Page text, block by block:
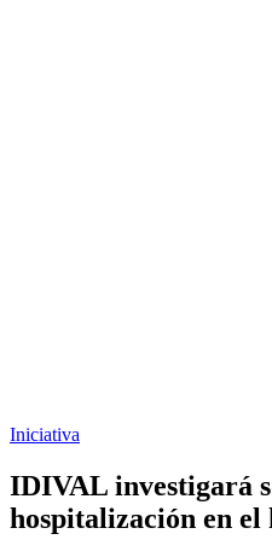
Iniciativa
IDIVAL investigará
hospitalización en el